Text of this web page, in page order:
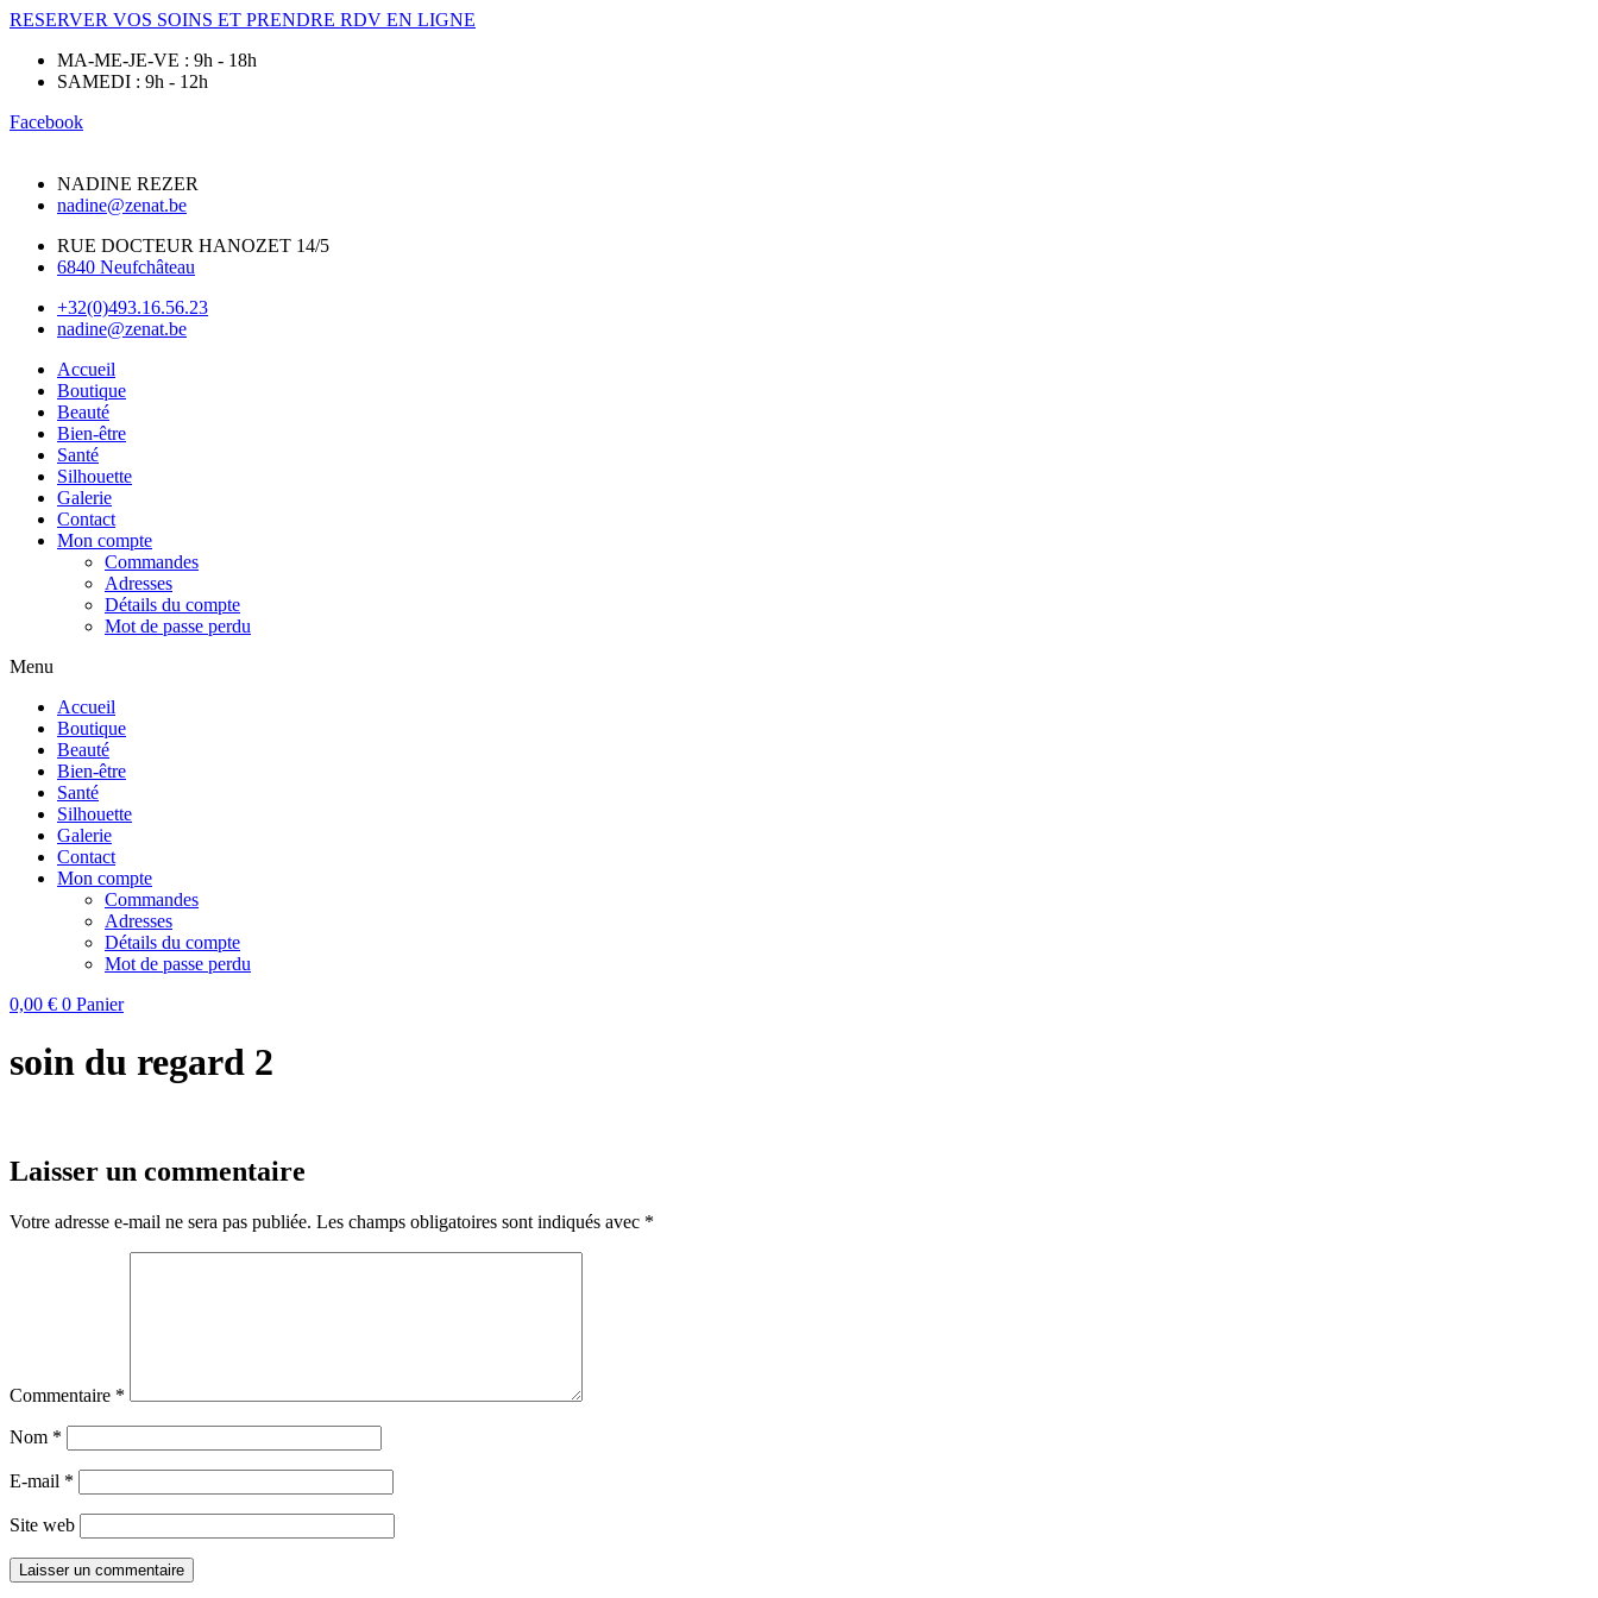
RESERVER VOS SOINS ET PRENDRE RDV EN LIGNE
MA-ME-JE-VE : 9h - 18h
SAMEDI : 9h - 12h
Facebook
NADINE REZER
nadine@zenat.be
RUE DOCTEUR HANOZET 14/5
6840 Neufchâteau
+32(0)493.16.56.23
nadine@zenat.be
Accueil
Boutique
Beauté
Bien-être
Santé
Silhouette
Galerie
Contact
Mon compte
Commandes
Adresses
Détails du compte
Mot de passe perdu
Menu
Accueil
Boutique
Beauté
Bien-être
Santé
Silhouette
Galerie
Contact
Mon compte
Commandes
Adresses
Détails du compte
Mot de passe perdu
0,00 € 0 Panier
soin du regard 2
Laisser un commentaire
Votre adresse e-mail ne sera pas publiée. Les champs obligatoires sont indiqués avec *
Commentaire *
Nom *
E-mail *
Site web